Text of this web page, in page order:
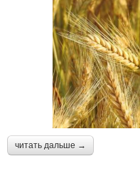
читать дальше →